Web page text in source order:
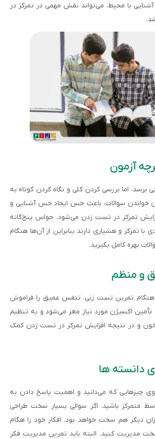
با محیط، می‌تواند نقش مهمی در تمرکز در
آزمون
برسد، اما بررسی کردن کلی و نگاه کردن کوتاه به
خواندن سوالات، باعث حس ایجاد حس آشنایی و
تمرکز در تست زدن می‌شود. حواس پنج‌گانه
با تمرکز و هشیاری دارند بنابراین از آن‌ها هنگام
بهره کامل بگیرید.
و منظم
تمرین تست زنی، تنفس عمیق را فراموش
تأمین اکسیژن مورد نیاز مغز می‌شود و به تنظیم
و در نتیجه افزایش تمرکز در تست زدن کمک
دانسته ها
چیزهایی که می‌دانید و اهمیت پاسخ دادن به
متمرکز باشید. اگر سوالی بسیار سخت طراحی
دیگر هم سخت خواهد بود. افکار خود را هگام
مدیریت کنید. البته باید تمرین مدیریت فکر